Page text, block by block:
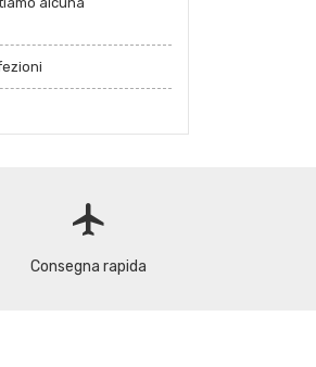
flight
Consegna rapida